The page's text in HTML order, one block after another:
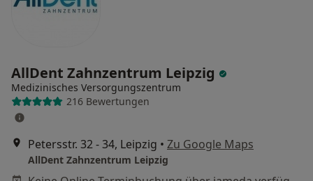
AllDent Zahnzentrum Leipzig
Medizinisches Versorgungszentrum
216 Bewertungen
Petersstr. 32 - 34, Leipzig • Zu Google Maps
AllDent Zahnzentrum Leipzig